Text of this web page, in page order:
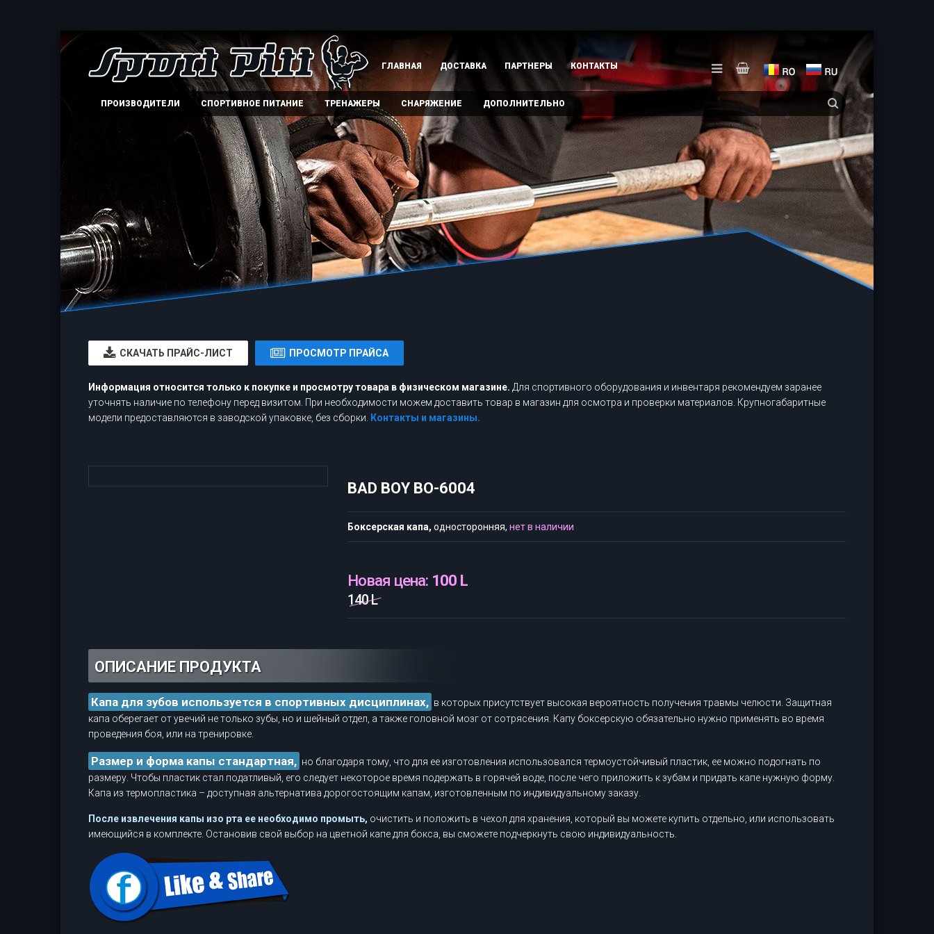
ГЛАВНАЯ ДОСТАВКА ПАРТНЕРЫ КОНТАКТЫ
ПРОИЗВОДИТЕЛИ СПОРТИВНОЕ ПИТАНИЕ ТРЕНАЖЕРЫ СНАРЯЖЕНИЕ ДОПОЛНИТЕЛЬНО
CКАЧАТЬ ПРАЙС-ЛИСТ ПРОСМОТР ПРАЙСА
Информация относится только к покупке и просмотру товара в физическом магазине. Для спортивного оборудования и инвентаря рекомендуем заранее
уточнять наличие по телефону перед визитом. При необходимости можем доставить товар в магазин для осмотра и проверки материалов. Крупногабаритные
модели предоставляются в заводской упаковке, без сборки.
Контакты и магазины.
BAD BOY BO-6004
Боксерская капа, односторонняя, нет в наличии
Новая цена: 100 L
140 L
ОПИСАНИЕ ПРОДУКТА
Капа для зубов используется в спортивных дисциплинах, в которых присутствует высокая вероятность получения травмы челюсти. Защитная
капа оберегает от увечий не только зубы, но и шейный отдел, а также головной мозг от сотрясения. Капу боксерскую обязательно нужно применять во время
проведения боя, или на тренировке.
Размер и форма капы стандартная, но благодаря тому, что для ее изготовления использовался термоустойчивый пластик, ее можно подогнать по
размеру. Чтобы пластик стал податливый, его следует некоторое время подержать в горячей воде, после чего приложить к зубам и придать капе нужную форму.
Капа из термопластика – доступная альтернатива дорогостоящим капам, изготовленным по индивидуальному заказу.
После извлечения капы изо рта ее необходимо промыть, очистить и положить в чехол для хранения, который вы можете купить отдельно, или использовать
имеющийся в комплекте. Остановив свой выбор на цветной капе для бокса, вы сможете подчеркнуть свою индивидуальность.